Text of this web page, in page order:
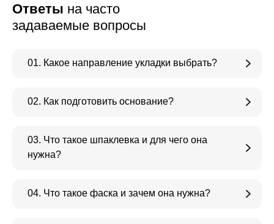
Ответы на часто
задаваемые вопросы
01. Какое направление укладки выбрать?
02. Как подготовить основание?
03. Что такое шпаклевка и для чего она
нужна?
04. Что такое фаска и зачем она нужна?